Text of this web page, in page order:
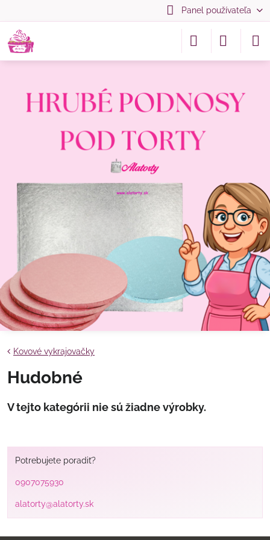
Panel používateľa
Kovové vykrajovačky
Hudobné
Potrebujete poradiť?
0907075930
alatorty@alatorty.sk